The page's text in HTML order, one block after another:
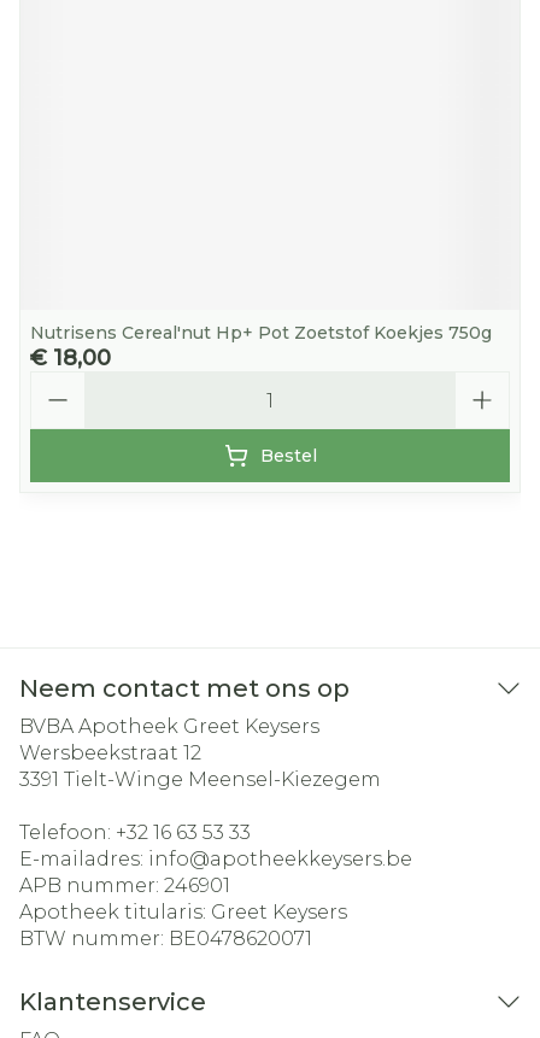
Nutrisens Cereal'nut Hp+ Pot Zoetstof Koekjes 750g
€ 18,00
Bestel
Neem contact met ons op
BVBA Apotheek Greet Keysers
Wersbeekstraat 12
3391 Tielt-Winge Meensel-Kiezegem
Telefoon: +32 16 63 53 33
E-mailadres: info@apotheekkeysers.be
APB nummer: 246901
Apotheek titularis: Greet Keysers
BTW nummer: BE0478620071
Klantenservice